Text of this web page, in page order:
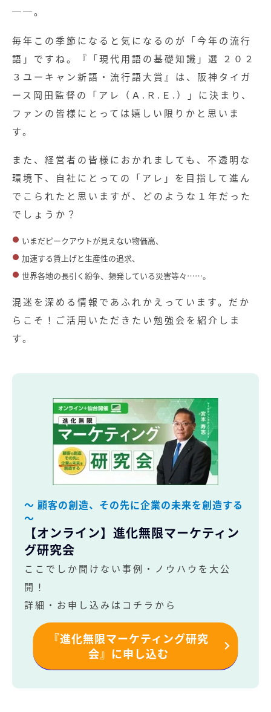
──。
毎年この季節になると気になるのが「今年の流行
語」ですね。『「現代用語の基礎知識」選 ２０２
３ユーキャン新語・流行語大賞』は、阪神タイガ
ース岡田監督の「アレ（Ａ.Ｒ.Ｅ.）」に決まり、
ファンの皆様にとっては嬉しい限りかと思いま
す。
また、経営者の皆様におかれましても、不透明な
環境下、自社にとっての「アレ」を目指して進ん
でこられたと思いますが、どのような１年だった
でしょうか？
いまだピークアウトが見えない物価高、
加速する賃上げと生産性の追求、
世界各地の長引く紛争、頻発している災害等々……。
混迷を深める情報であふれかえっています。だか
らこそ！ご活用いただきたい勉強会を紹介しま
す。
～ 顧客の創造、その先に企業の未来を創造する
～
【オンライン】進化無限マーケティン
グ研究会
ここでしか聞けない事例・ノウハウを大公
開！
詳細・お申し込みはコチラから
『進化無限マーケティング研究
会』に申し込む